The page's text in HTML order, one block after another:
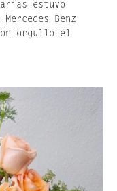
estuvo
Benz
orgullo el